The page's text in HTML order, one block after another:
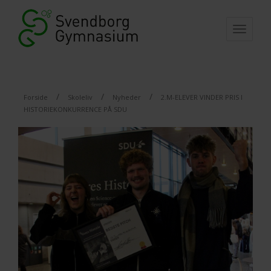
Forside / Skoleliv / Nyheder /
2.M-ELEVER VINDER PRIS I
HISTORIEKONKURRENCE PÅ SDU